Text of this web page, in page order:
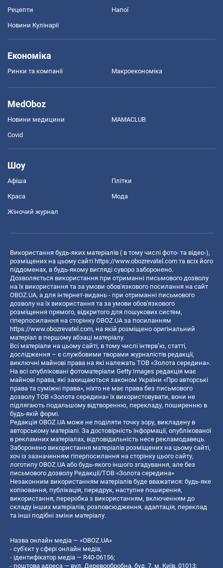
Рецепти Напої
Новини Кулінарії
Економіка
Ринки та компанії Макроекономіка
MedOboz
Новини медицини MAMACLUB
Covid
Шоу
Афіша Плітки
Краса Мода
Жіночий журнал
Використання будь-яких матеріалів ( в тому числі фото- та відео-),
розміщених на цьому сайті https://www.obozrevatel.com та всіх його
піддоменах, в будь-якому вигляді суворо заборонено.
Дозволяється використання при отриманні письмового дозволу
на їх використання та за умови обов'язкового посилання на сайт
OBOZ.UA, а для інтернет-видань - при отриманні письмового
дозволу на їх використання та за умови обов'язкового
розміщення прямого, відкритого для пошукових систем,
гіперпосилання на сторінку OBOZ.UA за посиланням
https://www.obozrevatel.com, на якій розміщено оригінальний
матеріал в першому абзаці матеріалу.
Всі матеріали на цьому сайті, в тому числі інтерв’ю, статті,
дослідження – є службовими творами журналістів редакції,
виключні майнові права на які належать ТОВ «Золота середина».
На всі опубліковані фотоматеріали Getty Images редакція має
майнові права, які захищаються законом України «Про авторські
права та суміжні права», ніхто не має права без письмового
дозволу ТОВ «Золота середина» їх використовувати, вони не
підлягають подальшому відтворенню, перекладу, поширенню в
будь-якій формі.
Редакція OBOZ.UA може не поділяти точку зору, викладену в
авторському матеріалі. За достовірність інформації, опублікованої
в рекламних матеріалах, відповідальність несе рекламодавець.
Заборонено використання матеріалів розміщених на цьому сайті,
хоч із зазначенням гіперпосилання на сторінку цього сайту,
логотипу OBOZ.UA або будь-якого іншого згадування, але без
письмового дозволу Редакції/ТОВ «Золота середина»
Незаконним використанням матеріалів буде вважатися: будь-яке
копiювання, публiкацiя, передрук, наступне поширення,
використання, переробка з використанням, включенням до
складу інших матеріалів, розповсюдження, адаптація, переклад
та інші подібні зміни матеріалу.
Назва онлайн медіа — «OBOZ.UA»
- суб'єкт у сфері онлайн медіа;
- ідентифікатор медіа — R40-06156;
- поштова адреса — вул. Деревообробна, буд. 7, м. Київ, 01013;